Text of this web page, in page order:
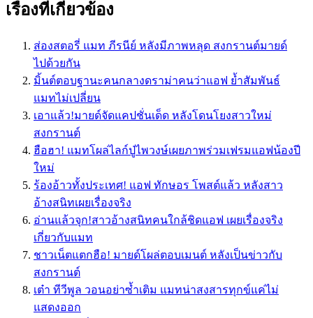
เรื่องที่เกี่ยวข้อง
ส่องสตอรี่ แมท ภีรนีย์ หลังมีภาพหลุด สงกรานต์มายด์
ไปด้วยกัน
มิ้นต์ตอบฐานะคนกลางดราม่าคนว่าแอฟ ย้ำสัมพันธ์
แมทไม่เปลี่ยน
เอาแล้ว!มายด์จัดแคปชั่นเด็ด หลังโดนโยงสาวใหม่
สงกรานต์
ฮือฮา! แมทโผล่ไลก์ปู่ไพวงษ์เผยภาพร่วมเฟรมแอฟน้องปี
ใหม่
ร้องอ้าวทั้งประเทศ! แอฟ ทักษอร โพสต์แล้ว หลังสาว
อ้างสนิทเผยเรื่องจริง
อ่านแล้วจุก!สาวอ้างสนิทคนใกล้ชิดแอฟ เผยเรื่องจริง
เกี่ยวกับแมท
ชาวเน็ตแตกฮือ! มายด์โผล่ตอบเมนต์ หลังเป็นข่าวกับ
สงกรานต์
เต๋า ทีวีพูล วอนอย่าซ้ำเติม แมทน่าสงสารทุกข์แค่ไม่
แสดงออก